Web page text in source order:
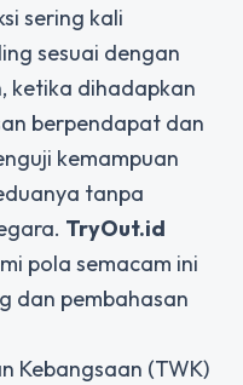
sering kali
sesuai dengan
ketika dihadapkan
berpendapat dan
kemampuan
tanpa
TryOut.id
pola semacam ini
dan pembahasan
Kebangsaan (TWK)